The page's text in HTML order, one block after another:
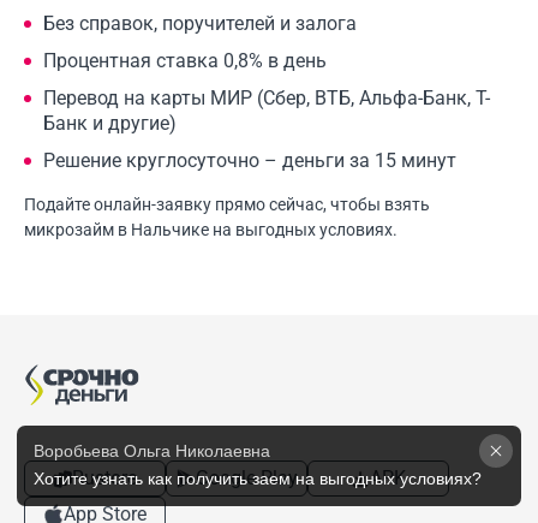
Без справок, поручителей и залога
Процентная ставка 0,8% в день
Перевод на карты МИР (Сбер, ВТБ, Альфа-Банк, Т-
Банк и другие)
Решение круглосуточно – деньги за 15 минут
Подайте онлайн-заявку прямо сейчас, чтобы взять
микрозайм в Нальчике на выгодных условиях.
Rustore Google Play
APK
App Store
Воробьева Ольга Николаевна
Хотите узнать как получить заем на выгодных условиях?